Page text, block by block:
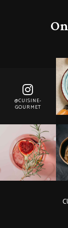
@CUISINE-
GOURMET